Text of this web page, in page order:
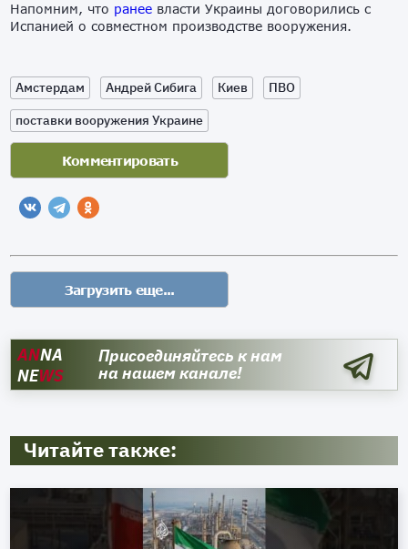
Напомним, что ранее власти Украины договорились с
Испанией о совместном производстве вооружения.
Амстердам Андрей Сибига Киев
ПВО
поставки вооружения Украине
ANNA
NEWS
Присоединяйтесь к нам
на нашем канале!
Читайте также: